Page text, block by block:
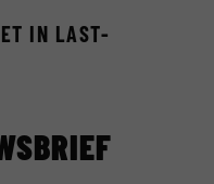
IN LAST-